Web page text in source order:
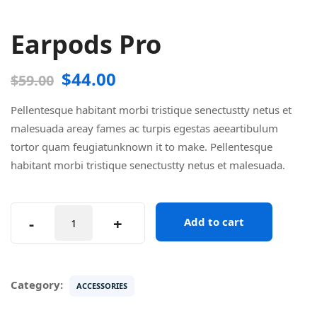
Earpods Pro
$59.00 $44.00
Pellentesque habitant morbi tristique senectustty netus et
malesuada areay fames ac turpis egestas aeeartibulum
tortor quam feugiatunknown it to make. Pellentesque
habitant morbi tristique senectustty netus et malesuada.
- + Add to cart
Category: ACCESSORIES